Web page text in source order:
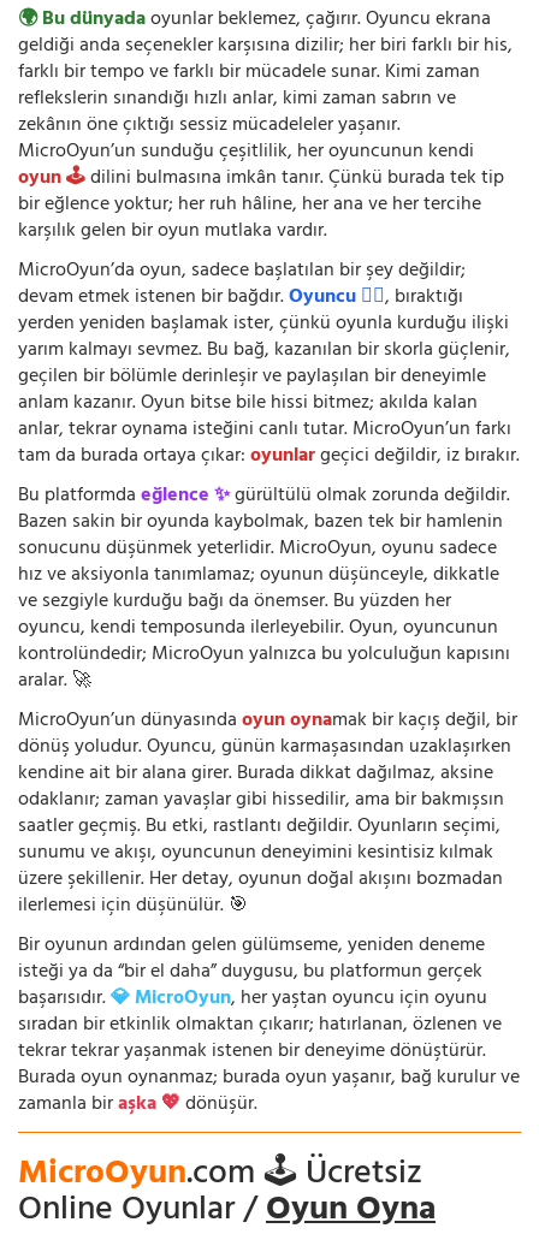
🌍 Bu dünyadaoyunlar beklemez, çağırır. Oyuncu ekrana
geldiği anda seçenekler karşısına dizilir; her biri farklı bir his,
farklı bir tempo ve farklı bir mücadele sunar. Kimi zaman
reflekslerin sınandığı hızlı anlar, kimi zaman sabrın ve
zekânın öne çıktığı sessiz mücadeleler yaşanır.
MicroOyun’un sunduğu çeşitlilik, her oyuncunun kendi
oyun 🕹️dilini bulmasına imkân tanır. Çünkü burada tek tip
bir eğlence yoktur; her ruh hâline, her ana ve her tercihe
karşılık gelen bir oyun mutlaka vardır.
MicroOyun’da oyun, sadece başlatılan bir şey değildir;
devam etmek istenen bir bağdır.Oyuncu 🧍‍♂️, bıraktığı
yerden yeniden başlamak ister, çünkü oyunla kurduğu ilişki
yarım kalmayı sevmez. Bu bağ, kazanılan bir skorla güçlenir,
geçilen bir bölümle derinleşir ve paylaşılan bir deneyimle
anlam kazanır. Oyun bitse bile hissi bitmez; akılda kalan
anlar, tekrar oynama isteğini canlı tutar. MicroOyun’un farkı
tam da burada ortaya çıkar:oyunlargeçici değildir, iz bırakır.
Bu platformdaeğlence ✨gürültülü olmak zorunda değildir.
Bazen sakin bir oyunda kaybolmak, bazen tek bir hamlenin
sonucunu düşünmek yeterlidir. MicroOyun, oyunu sadece
hız ve aksiyonla tanımlamaz; oyunun düşünceyle, dikkatle
ve sezgiyle kurduğu bağı da önemser. Bu yüzden her
oyuncu, kendi temposunda ilerleyebilir. Oyun, oyuncunun
kontrolündedir; MicroOyun yalnızca bu yolculuğun kapısını
aralar. 🚀
MicroOyun’un dünyasındaoyun oynamak bir kaçış değil, bir
dönüş yoludur. Oyuncu, günün karmaşasından uzaklaşırken
kendine ait bir alana girer. Burada dikkat dağılmaz, aksine
odaklanır; zaman yavaşlar gibi hissedilir, ama bir bakmışsın
saatler geçmiş. Bu etki, rastlantı değildir. Oyunların seçimi,
sunumu ve akışı, oyuncunun deneyimini kesintisiz kılmak
üzere şekillenir. Her detay, oyunun doğal akışını bozmadan
ilerlemesi için düşünülür. 🎯
Bir oyunun ardından gelen gülümseme, yeniden deneme
isteği ya da “bir el daha” duygusu, bu platformun gerçek
başarısıdır.💎 MicroOyun, her yaştan oyuncu için oyunu
sıradan bir etkinlik olmaktan çıkarır; hatırlanan, özlenen ve
tekrar tekrar yaşanmak istenen bir deneyime dönüştürür.
Burada oyun oynanmaz; burada oyun yaşanır, bağ kurulur ve
zamanla biraşka 💖dönüşür.
MicroOyun.com 🕹️ Ücretsiz
Online Oyunlar /Oyun Oyna